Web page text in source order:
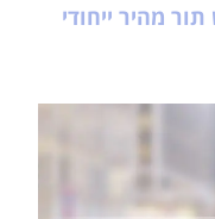
מהיר ייחודי